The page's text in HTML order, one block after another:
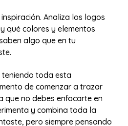
Analiza los logos
qué colores y elementos
algo que en tu
teniendo toda esta
de comenzar a trazar
que no debes enfocarte en
y combina toda la
pero siempre pensando